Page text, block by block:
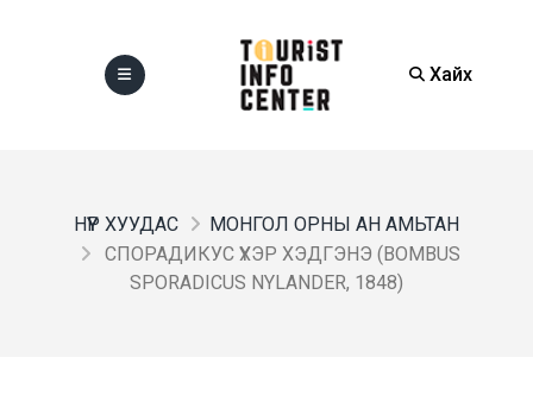
Хайх
НҮҮР ХУУДАС
МОНГОЛ ОРНЫ АН АМЬТАН
СПОРАДИКУС ҮХЭР ХЭДГЭНЭ (BOMBUS
SPORADICUS NYLANDER, 1848)